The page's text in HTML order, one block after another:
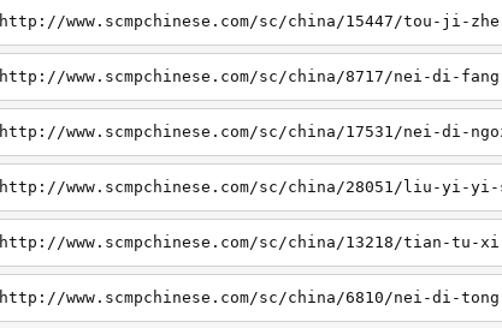
http://www.scmpchinese.com/sc/china/15447/tou-ji-
http://www.scmpchinese.com/sc/china/8717/nei-di-
http://www.scmpchinese.com/sc/china/17531/nei-di-
http://www.scmpchinese.com/sc/china/28051/liu-yi-
http://www.scmpchinese.com/sc/china/13218/tian-tu-
http://www.scmpchinese.com/sc/china/6810/nei-di-